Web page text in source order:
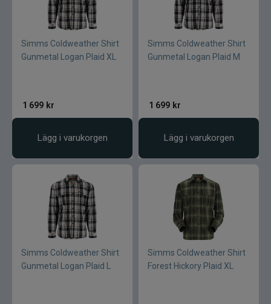
Simms Coldweather Shirt
Gunmetal Logan Plaid XL
1 699 kr
Lägg i varukorgen
Simms Coldweather Shirt
Gunmetal Logan Plaid M
1 699 kr
Lägg i varukorgen
Simms Coldweather Shirt
Gunmetal Logan Plaid L
Simms Coldweather Shirt
Forest Hickory Plaid XL